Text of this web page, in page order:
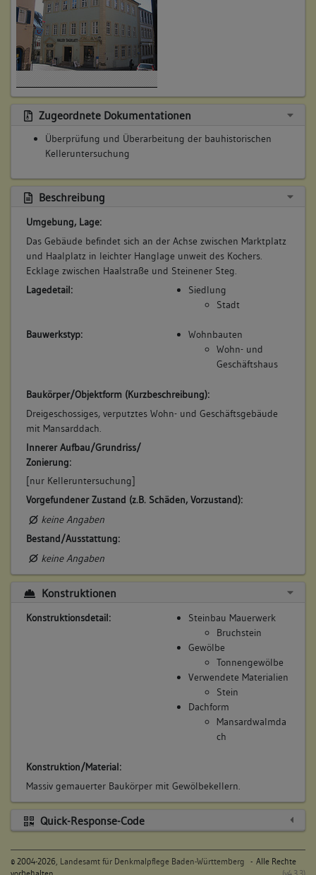
Zugeordnete Dokumentationen
Überprüfung und Überarbeitung der bauhistorischen
Kelleruntersuchung
Beschreibung
Umgebung, Lage:
Das Gebäude befindet sich an der Achse zwischen Marktplatz
und Haalplatz in leichter Hanglage unweit des Kochers.
Ecklage zwischen Haalstraße und Steinener Steg.
Lagedetail:
Siedlung
Stadt
Bauwerkstyp:
Wohnbauten
Wohn- und
Geschäftshaus
Baukörper/Objektform (Kurzbeschreibung):
Dreigeschossiges, verputztes Wohn- und Geschäftsgebäude
mit Mansarddach.
Innerer Aufbau/Grundriss/
Zonierung:
[nur Kelleruntersuchung]
Vorgefundener Zustand (z.B. Schäden, Vorzustand):
keine Angaben
Bestand/Ausstattung:
keine Angaben
Konstruktionen
Konstruktionsdetail:
Steinbau Mauerwerk
Bruchstein
Gewölbe
Tonnengewölbe
Verwendete Materialien
Stein
Dachform
Mansardwalmda
ch
Konstruktion/Material:
Massiv gemauerter Baukörper mit Gewölbekellern.
Quick-Response-Code
© 2004-2026, Landesamt für Denkmalpflege Baden-Württemberg
- Alle Rechte